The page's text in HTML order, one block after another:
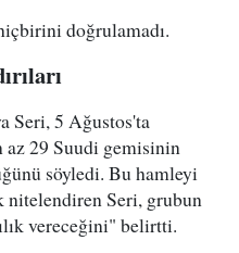
doğrulamadı.
Seri, 5 Ağustos'ta
az 29 Suudi gemisinin
söyledi. Bu hamleyi
nitelendiren Seri, grubun
vereceğini" belirtti.